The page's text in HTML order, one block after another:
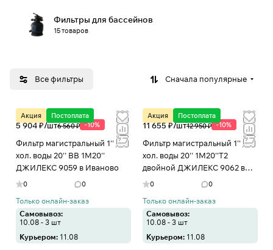
Фильтры для бассейнов
15 товаров
Все фильтры Сначала популярные
Акция Постоплата
5 904 ₽/шт6 560 ₽ -10%
Фильтр магистральный 1'' для
хол. воды 20'' BB 1М20''
ДЖИЛЕКС 9059 в Иваново
0 0
Только онлайн-заказ
Самовывоз:
10.08 - 3 шт
Курьером: 11.08
Акция Постоплата
11 655 ₽/шт12 950 ₽ -10%
Фильтр магистральный 1'' для
хол. воды 20'' 1М20''Т2
двойной ДЖИЛЕКС 9062 в
Иваново
0 0
Только онлайн-заказ
Самовывоз:
10.08 - 3 шт
Курьером: 11.08